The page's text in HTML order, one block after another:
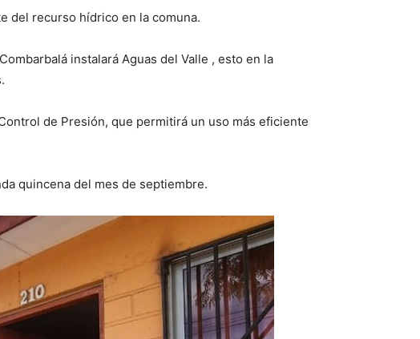
del recurso hídrico en la comuna.
instalará Aguas del Valle , esto en la
de Presión, que permitirá un uso más eficiente
quincena del mes de septiembre.